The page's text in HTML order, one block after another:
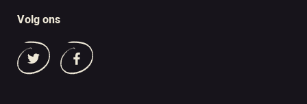
Volg ons